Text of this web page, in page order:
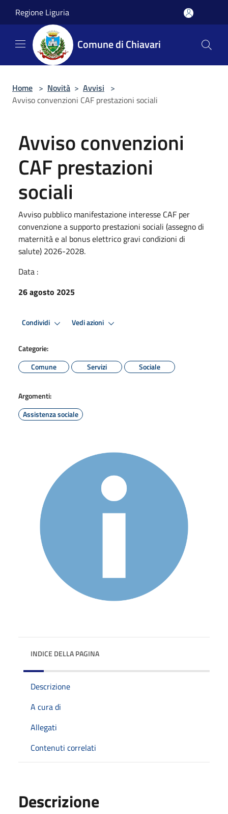
Regione Liguria
Comune di Chiavari
Home > Novità > Avvisi >
Avviso convenzioni CAF prestazioni sociali
Avviso convenzioni
CAF prestazioni
sociali
Avviso pubblico manifestazione interesse CAF per
convenzione a supporto prestazioni sociali (assegno di
maternità e al bonus elettrico gravi condizioni di
salute) 2026-2028.
Data :
26 agosto 2025
Condividi Vedi azioni
Categorie:
Comune
Servizi Sociale
Argomenti:
Assistenza sociale
INDICE DELLA PAGINA
Descrizione
A cura di
Allegati
Contenuti correlati
Descrizione